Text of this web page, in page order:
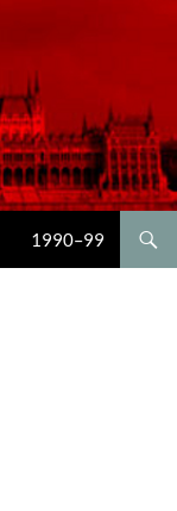
1990–99